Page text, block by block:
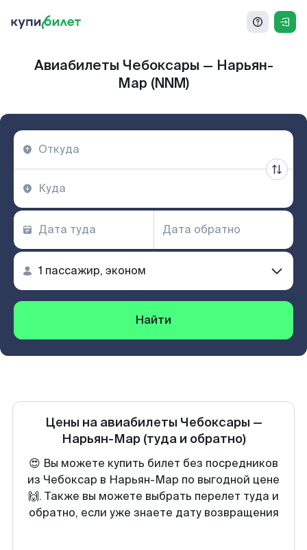
Авиабилеты Чебоксары — Нарьян-
Мар (NNM)
Найти
Цены на авиабилеты Чебоксары —
Нарьян-Мар (туда и обратно)
😍 Вы можете купить билет без посредников
из Чебоксар в Нарьян-Мар по выгодной цене
🙌. Также вы можете выбрать перелет туда и
обратно, если уже знаете дату возвращения